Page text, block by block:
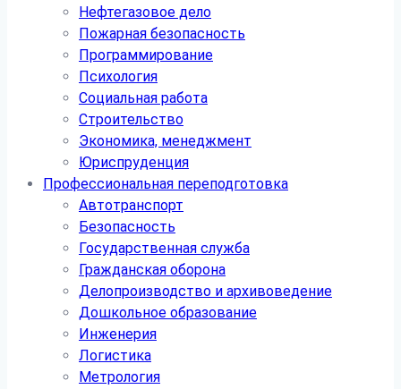
Нефтегазовое дело
Пожарная безопасность
Программирование
Психология
Социальная работа
Строительство
Экономика, менеджмент
Юриспруденция
Профессиональная переподготовка
Автотранспорт
Безопасность
Государственная служба
Гражданская оборона
Делопроизводство и архивоведение
Дошкольное образование
Инженерия
Логистика
Метрология